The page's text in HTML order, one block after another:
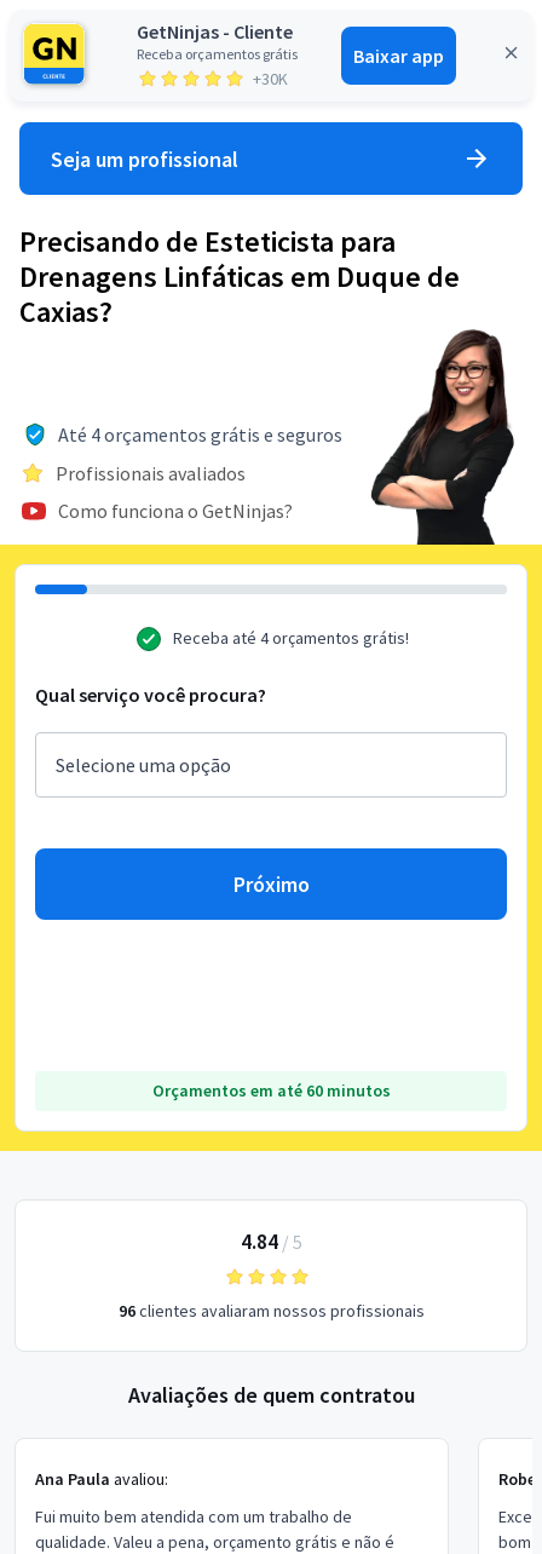
GetNinjas - Cliente
Receba orçamentos grátis
+30K
Baixar app
Entrar
Seja um profissional
Precisando de Esteticista para
Drenagens Linfáticas em Duque de
Caxias?
Até 4 orçamentos grátis e seguros
Profissionais avaliados
Como funciona o GetNinjas?
Receba até 4 orçamentos grátis!
Qual serviço você procura?
Próximo
Orçamentos em até 60 minutos
4.84/ 5
96clientes avaliaram nossos profissionais
Avaliações de quem contratou
Ana Paula avaliou:
Fui muito bem atendida com um trabalho de
qualidade. Valeu a pena, orçamento grátis e não é
bom